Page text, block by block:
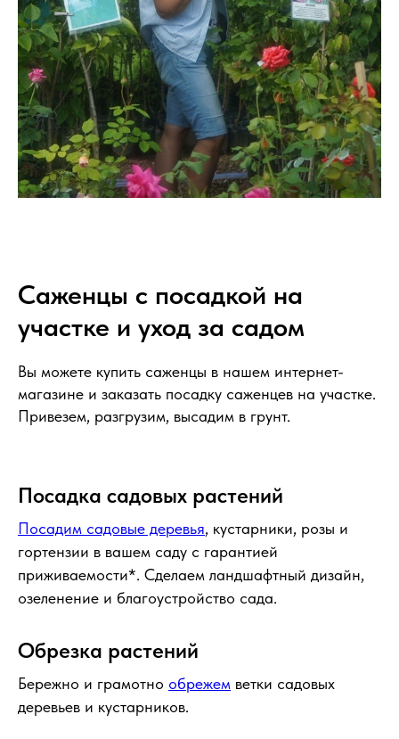
Саженцы с посадкой на
участке и уход за садом
Вы можете купить саженцы в нашем интернет-
магазине и заказать посадку саженцев на участке.
Привезем, разгрузим, высадим в грунт.
Посадка садовых растений
Посадим садовые деревья, кустарники, розы и
гортензии в вашем саду с гарантией
приживаемости*. Сделаем ландшафтный дизайн,
озеленение и благоустройство сада.
Обрезка растений
Бережно и грамотно обрежем ветки садовых
деревьев и кустарников.